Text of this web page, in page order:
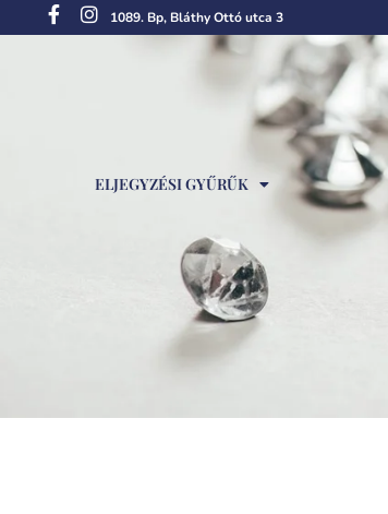
1089. Bp, Bláthy Ottó utca 3
ELJEGYZÉSI GYŰRŰK